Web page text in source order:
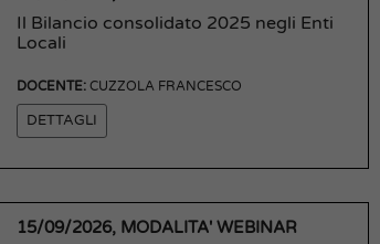
Il Bilancio consolidato 2025 negli Enti
Locali
DOCENTE: CUZZOLA FRANCESCO
DETTAGLI
15/09/2026, MODALITA' WEBINAR